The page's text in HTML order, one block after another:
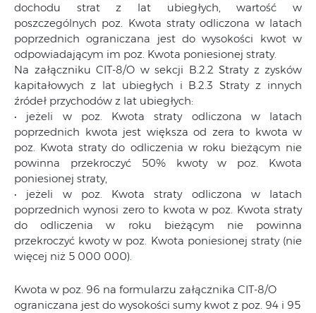
dochodu strat z lat ubiegłych, wartość w
poszczególnych poz. Kwota straty odliczona w latach
poprzednich ograniczana jest do wysokości kwot w
odpowiadającym im poz. Kwota poniesionej straty.
Na załączniku CIT-8/O w sekcji B.2.2 Straty z zysków
kapitałowych z lat ubiegłych i B.2.3 Straty z innych
źródeł przychodów z lat ubiegłych:
• jeżeli w poz. Kwota straty odliczona w latach
poprzednich kwota jest większa od zera to kwota w
poz. Kwota straty do odliczenia w roku bieżącym nie
powinna przekroczyć 50% kwoty w poz. Kwota
poniesionej straty,
• jeżeli w poz. Kwota straty odliczona w latach
poprzednich wynosi zero to kwota w poz. Kwota straty
do odliczenia w roku bieżącym nie powinna
przekroczyć kwoty w poz. Kwota poniesionej straty (nie
więcej niż 5 000 000).
Kwota w poz. 96 na formularzu załącznika CIT-8/O
ograniczana jest do wysokości sumy kwot z poz. 94 i 95